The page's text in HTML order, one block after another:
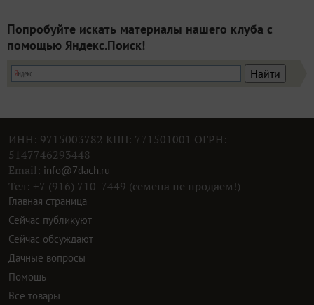
Попробуйте искать материалы нашего клуба с
помощью Яндекс.Поиск!
ИНН: 9715003782 КПП: 771501001 ОГРН:
5147746293448
Email: info@7dach.ru
Тел: +7 (916) 710-7449 (семена не продаем!)
Главная страница
Сейчас публикуют
Сейчас обсуждают
Дачные вопросы
Помощь
Все товары